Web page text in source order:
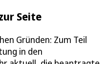
Seite
Gründen: Zum Teil
in den